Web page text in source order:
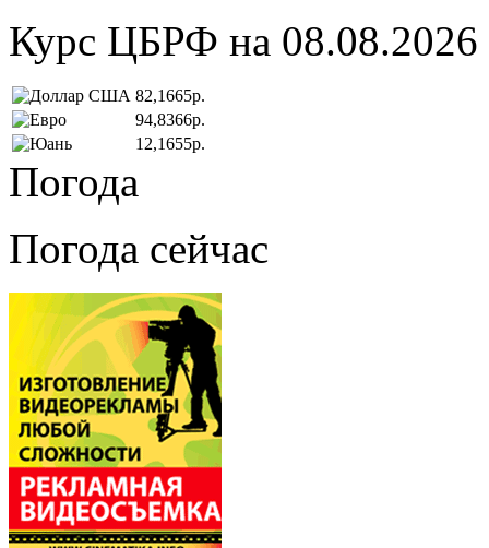
Курс ЦБРФ на 08.08.2026
82,1665р.
94,8366р.
12,1655р.
Погода
Погода сейчас